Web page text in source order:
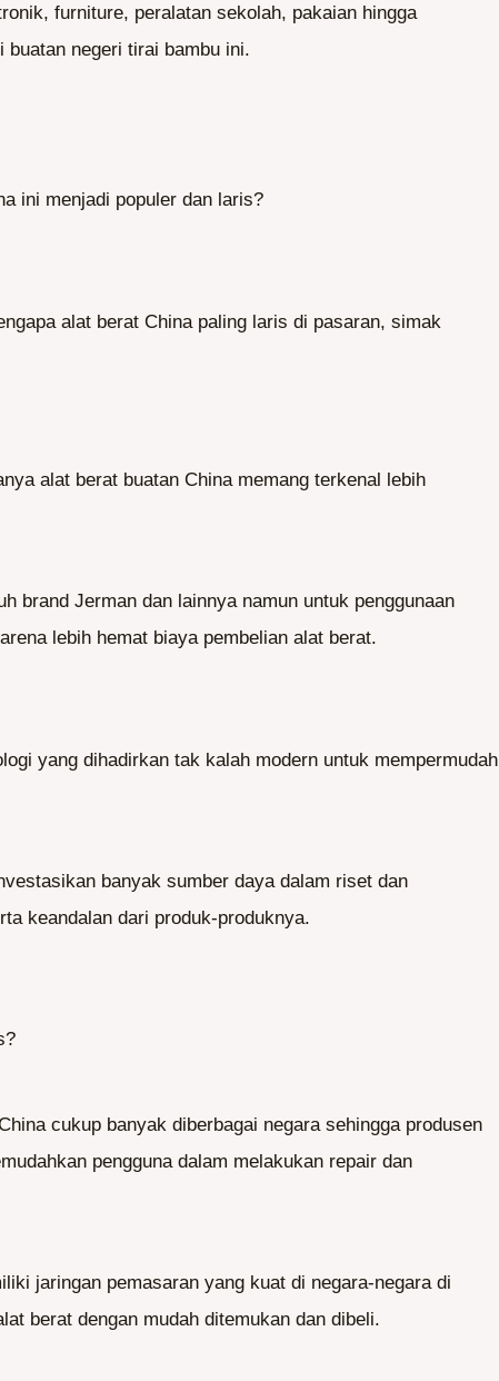
furniture, peralatan sekolah, pakaian hingga
buatan negeri tirai bambu ini.
ini menjadi populer dan laris?
alat berat China paling laris di pasaran, simak
alat berat buatan China memang terkenal lebih
brand Jerman dan lainnya namun untuk penggunaan
lebih hemat biaya pembelian alat berat.
yang dihadirkan tak kalah modern untuk mempermudah
banyak sumber daya dalam riset dan
keandalan dari produk-produknya.
cukup banyak diberbagai negara sehingga produsen
pengguna dalam melakukan repair dan
jaringan pemasaran yang kuat di negara-negara di
berat dengan mudah ditemukan dan dibeli.